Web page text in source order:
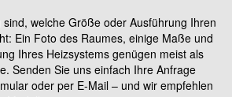
welche Größe oder Ausführung Ihren
Ein Foto des Raumes, einige Maße und
Ihres Heizsystems genügen meist als
Senden Sie uns einfach Ihre Anfrage
oder per E-Mail – und wir empfehlen